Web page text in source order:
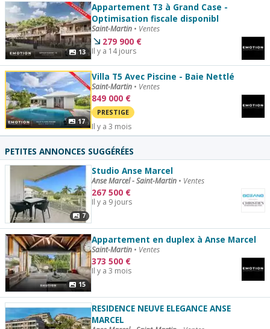
13
Appartement T3 à Grand Case -
Optimisation fiscale disponibl
Saint-Martin • Ventes
279 900 €
Il y a 14 jours
17
Villa T5 Avec Piscine - Baie Nettlé
Saint-Martin • Ventes
849 000 €
PRESTIGE
Il y a 3 mois
PETITES ANNONCES SUGGÉRÉES
7
Studio Anse Marcel
Anse Marcel - Saint-Martin • Ventes
267 500 €
Il y a 9 jours
15
Appartement en duplex à Anse Marcel
Saint-Martin • Ventes
373 500 €
Il y a 3 mois
RESIDENCE NEUVE ELEGANCE ANSE
MARCEL